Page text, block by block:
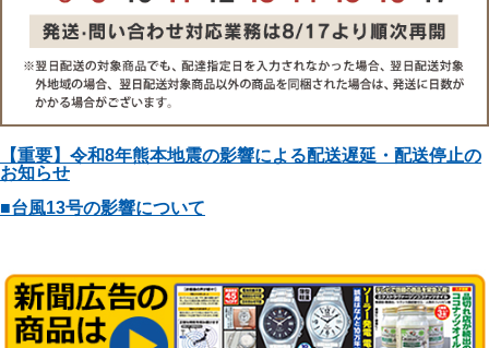
【重要】令和8年熊本地震の影響による配送遅延・配送停止の
お知らせ
■台風13号の影響について